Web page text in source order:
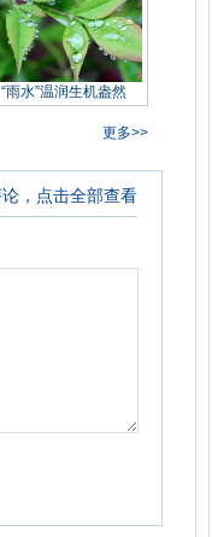
“雨水”温润生机盎然
更多>>